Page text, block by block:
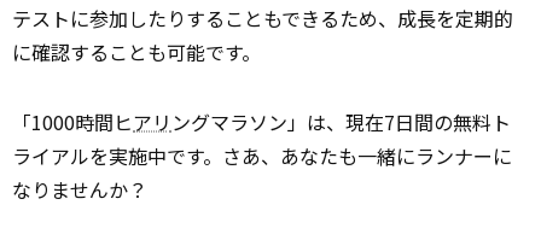
テストに参加したりすることもできるため、成長を定期的
に確認することも可能です。
「1000時間ヒアリ ングマラソン」は、現在7日間の無料ト
ライアルを実施中です。さあ、あなたも一緒にランナーに
なりませんか？